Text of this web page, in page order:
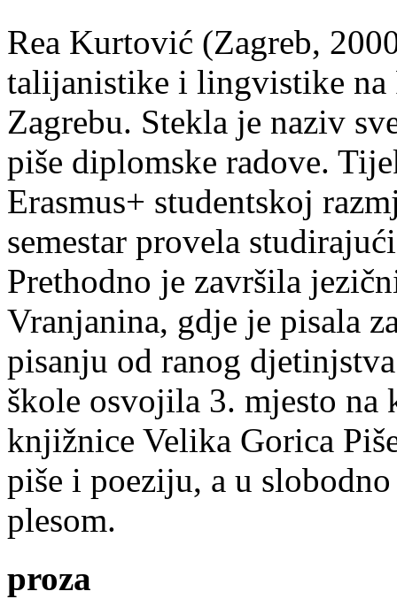
Rea Kurtović (Zagreb,
talijanistike i lingvistike
Zagrebu. Stekla je naziv
piše diplomske radove.
Erasmus+ studentskoj
semestar provela
Prethodno je završila
Vranjanina, gdje je pisala
pisanju od ranog
škole osvojila 3. mjesto na
knjižnice Velika Gorica
piše i poeziju, a u
plesom.
proza